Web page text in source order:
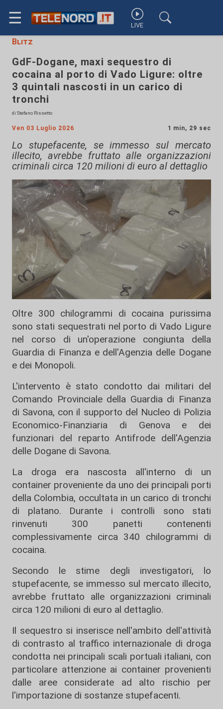
☰ LIVE
Blitz
GdF-Dogane, maxi sequestro di
cocaina al porto di Vado Ligure: oltre
3 quintali nascosti in un carico di
tronchi
di Stefano Rissetto
Ven 03 Luglio 2026 1 min, 29 sec
Lo stupefacente, se immesso sul mercato
illecito, avrebbe fruttato alle organizzazioni
criminali circa 120 milioni di euro al dettaglio
Oltre 300 chilogrammi di cocaina purissima
sono stati sequestrati nel porto di Vado Ligure
nel corso di un'operazione congiunta della
Guardia di Finanza e dell'Agenzia delle Dogane
e dei Monopoli.
L'intervento è stato condotto dai militari del
Comando Provinciale della Guardia di Finanza
di Savona, con il supporto del Nucleo di Polizia
Economico-Finanziaria di Genova e dei
funzionari del reparto Antifrode dell'Agenzia
delle Dogane di Savona.
La droga era nascosta all'interno di un
container proveniente da uno dei principali porti
della Colombia, occultata in un carico di tronchi
di platano. Durante i controlli sono stati
rinvenuti 300 panetti contenenti
complessivamente circa 340 chilogrammi di
cocaina.
Secondo le stime degli investigatori, lo
stupefacente, se immesso sul mercato illecito,
avrebbe fruttato alle organizzazioni criminali
circa 120 milioni di euro al dettaglio.
Il sequestro si inserisce nell'ambito dell'attività
di contrasto al traffico internazionale di droga
condotta nei principali scali portuali italiani, con
particolare attenzione ai container provenienti
dalle aree considerate ad alto rischio per
l'importazione di sostanze stupefacenti.